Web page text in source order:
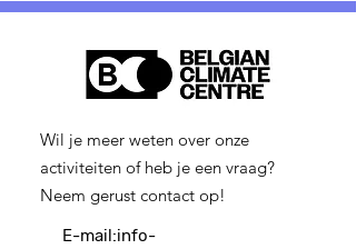
Diensthoofd van het
Belgisch
Klimaatcentrum
(m/v/x)
Wil je meer weten over onze
activiteiten of heb je een vraag?
Neem gerust contact op!
E-mail:info-